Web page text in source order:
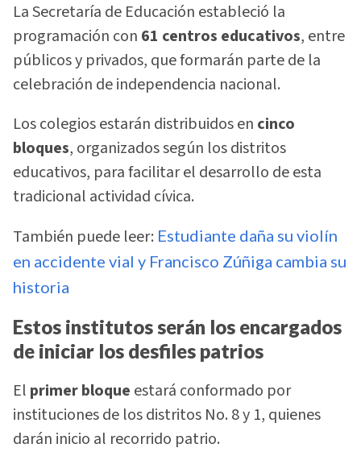
La Secretaría de Educación estableció la
programación con 61 centros educativos, entre
públicos y privados, que formarán parte de la
celebración de independencia nacional.
Los colegios estarán distribuidos en cinco
bloques, organizados según los distritos
educativos, para facilitar el desarrollo de esta
tradicional actividad cívica.
También puede leer: Estudiante daña su violín
en accidente vial y Francisco Zúñiga cambia su
historia
Estos institutos serán los encargados
de iniciar los desfiles patrios
El primer bloque estará conformado por
instituciones de los distritos No. 8 y 1, quienes
darán inicio al recorrido patrio.